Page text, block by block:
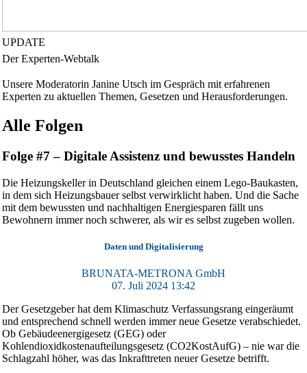
UPDATE
Der Experten-Webtalk
Unsere Moderatorin Janine Utsch im Gespräch mit erfahrenen
Experten zu aktuellen Themen, Gesetzen und Herausforderungen.
Alle Folgen
Folge #7 – Digitale Assistenz und bewusstes Handeln
Die Heizungskeller in Deutschland gleichen einem Lego-Baukasten,
in dem sich Heizungsbauer selbst verwirklicht haben. Und die Sache
mit dem bewussten und nachhaltigen Energiesparen fällt uns
Bewohnern immer noch schwerer, als wir es selbst zugeben wollen.
Daten und Digitalisierung
BRUNATA-METRONA GmbH
07. Juli 2024 13:42
Der Gesetzgeber hat dem Klimaschutz Verfassungsrang eingeräumt
und entsprechend schnell werden immer neue Gesetze verabschiedet.
Ob Gebäudeenergigesetz (GEG) oder
Kohlendioxidkostenaufteilungsgesetz (CO2KostAufG) – nie war die
Schlagzahl höher, was das Inkrafttreten neuer Gesetze betrifft.